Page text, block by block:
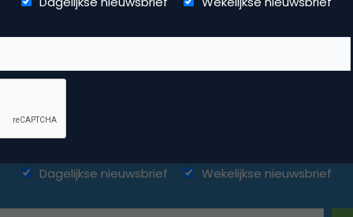
Elke dag vers. Mis
Dagelijkse nieuwsbrief Wekelijkse nieuwsbrief